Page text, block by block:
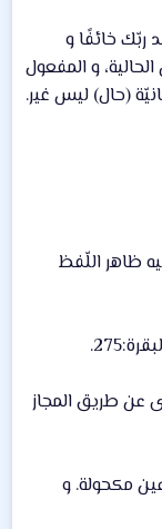
ربّك خائفًا و
و المفعول
(حال) ليس غير.
ظاهر اللّفظ
عن طريق المجاز
مكحولة. و